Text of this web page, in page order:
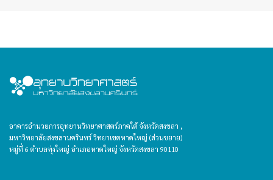
อาคารอำนวยการอุทยานวิทยาศาสตร์ภาคใต้ จังหวัดสงขลา ,
มหาวิทยาลัยสงขลานครินทร์ วิทยาเขตหาดใหญ่ (ส่วนขยาย)
หมู่ที่ 6 ตำบลทุ่งใหญ่ อำเภอหาดใหญ่ จังหวัดสงขลา 90110